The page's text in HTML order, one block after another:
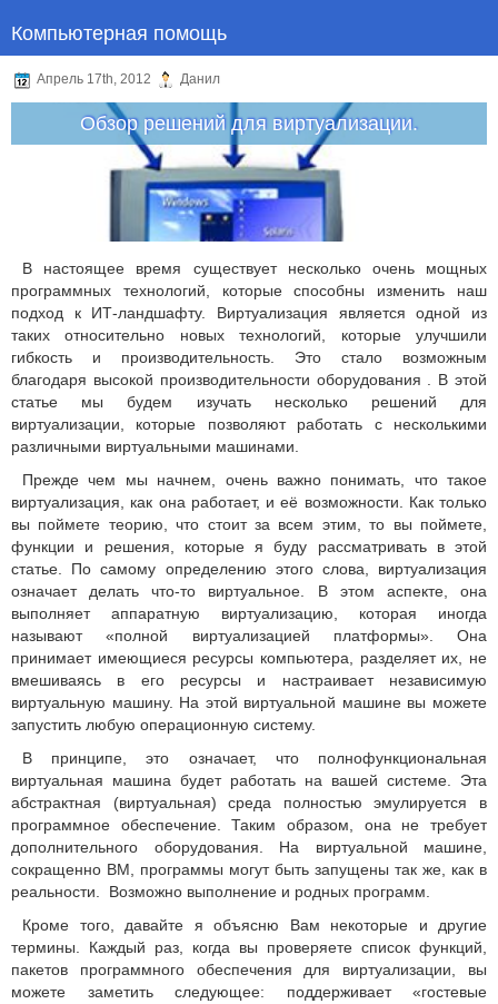
Компьютерная помощь
Апрель 17th, 2012 Данил
Обзор решений для виртуализации.
В настоящее время существует несколько очень мощных
программных технологий, которые способны изменить наш
подход к ИТ-ландшафту. Виртуализация является одной из
таких относительно новых технологий, которые улучшили
гибкость и производительность. Это стало возможным
благодаря высокой производительности оборудования . В этой
статье мы будем изучать несколько решений для
виртуализации, которые позволяют работать с несколькими
различными виртуальными машинами.
Прежде чем мы начнем, очень важно понимать, что такое
виртуализация, как она работает, и её возможности. Как только
вы поймете теорию, что стоит за всем этим, то вы поймете,
функции и решения, которые я буду рассматривать в этой
статье. По самому определению этого слова, виртуализация
означает делать что-то виртуальное. В этом аспекте, она
выполняет аппаратную виртуализацию, которая иногда
называют «полной виртуализацией платформы». Она
принимает имеющиеся ресурсы компьютера, разделяет их, не
вмешиваясь в его ресурсы и настраивает независимую
виртуальную машину. На этой виртуальной машине вы можете
запустить любую операционную систему.
В принципе, это означает, что полнофункциональная
виртуальная машина будет работать на вашей системе. Эта
абстрактная (виртуальная) среда полностью эмулируется в
программное обеспечение.Таким образом, она не требует
дополнительного оборудования. На виртуальной машине,
сокращенно ВМ, программы могут быть запущены так же, как в
реальности.
Возможно выполнение и родных программ.
Кроме того, давайте я объясню Вам некоторые и другие
термины. Каждый раз, когда вы проверяете список функций,
пакетов программного обеспечения для виртуализации, вы
можете заметить следующее: поддерживает «гостевые